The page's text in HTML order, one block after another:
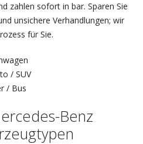
zahlen sofort in bar. Sparen Sie
unsichere Verhandlungen; wir
für Sie.
Benz